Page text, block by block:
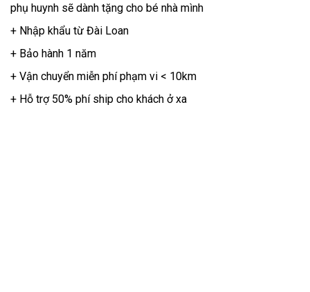
phụ huynh sẽ dành tặng cho bé nhà mình
+ Nhập khẩu từ Đài Loan
+ Bảo hành 1 năm
+ Vận chuyển miễn phí phạm vi < 10km
+ Hỗ trợ 50% phí ship cho khách ở xa